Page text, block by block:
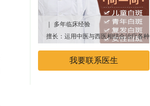
｜ 多年临床经验
擅长：运用中医与西医相结合治疗各种
我要联系医生